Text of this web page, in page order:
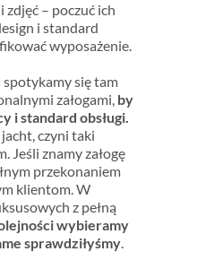
– poczuć ich
i standard
wyposażenie.
spotykamy się tam
załogami, by
i standard obsługi.
jacht, czyni taki
Jeśli znamy załogę
przekonaniem
klientom. W
z pełną
wybieramy
sprawdziłyśmy.